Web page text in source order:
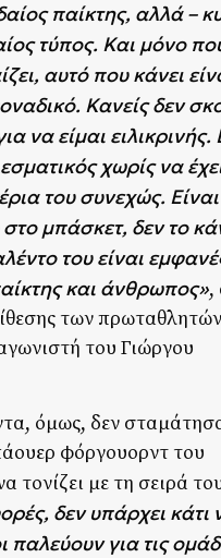
παίκτης, αλλά –
τύπος. Και μόνο
αυτό που κάνει
Κανείς δεν
να είμαι ειλικρινής.
χωρίς να
του συνεχώς.
μπάσκετ, δεν το
του είναι
και άνθρωπος»,
των
του Γιώργου
όμως, δεν
φόργουορντ του
τονίζει με τη σειρά
δεν υπάρχει κάτι
παλεύουν για τις